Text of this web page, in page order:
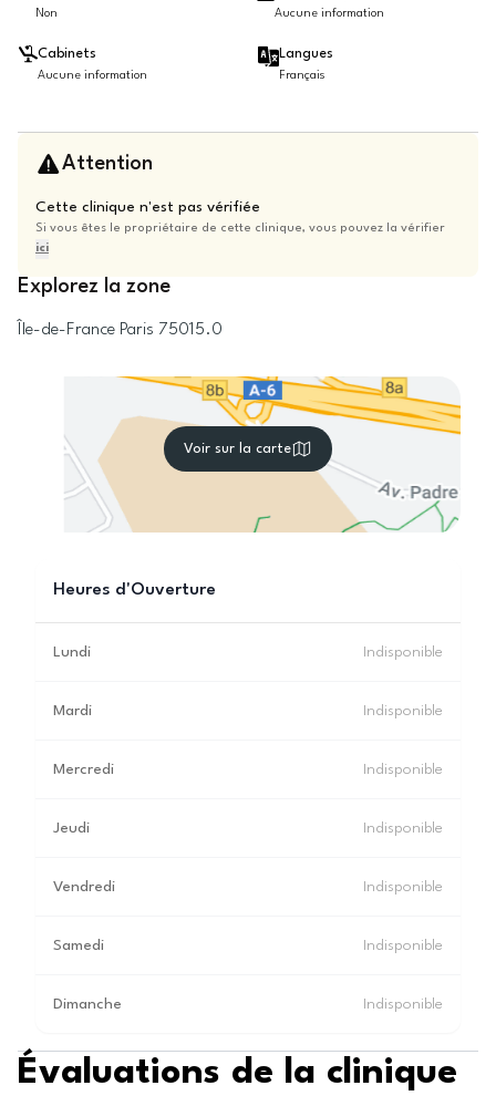
Non Aucune information
Cabinets
Aucune information
Langues
Français
Attention
Cette clinique n'est pas vérifiée
Si vous êtes le propriétaire de cette clinique, vous pouvez la vérifier
ici
Explorez la zone
Île-de-France Paris 75015.0
Voir sur la carte
Heures d'Ouverture
Lundi Indisponible
Mardi Indisponible
Mercredi Indisponible
Jeudi Indisponible
Vendredi Indisponible
Samedi Indisponible
Dimanche Indisponible
Évaluations de la clinique